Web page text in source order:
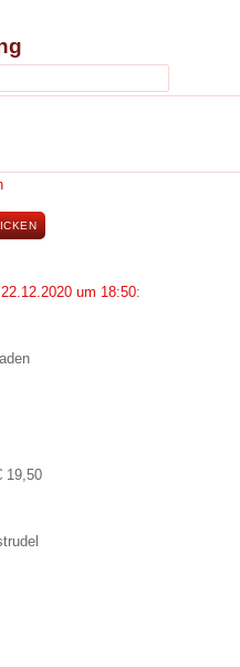
22.12.2020 um 18:50:
19,50